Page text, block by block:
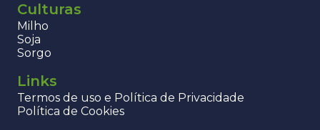
Culturas
Milho
Soja
Sorgo
Links
Termos de uso e Política de Privacidade
Política de Cookies